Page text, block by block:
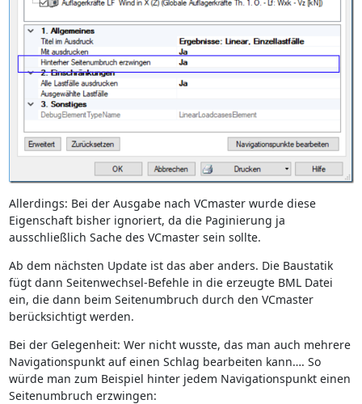
Allerdings: Bei der Ausgabe nach VCmaster wurde diese
Eigenschaft bisher ignoriert, da die Paginierung ja
ausschließlich Sache des VCmaster sein sollte.
Ab dem nächsten Update ist das aber anders. Die Baustatik
fügt dann Seitenwechsel-Befehle in die erzeugte BML Datei
ein, die dann beim Seitenumbruch durch den VCmaster
berücksichtigt werden.
Bei der Gelegenheit: Wer nicht wusste, das man auch mehrere
Navigationspunkt auf einen Schlag bearbeiten kann…. So
würde man zum Beispiel hinter jedem Navigationspunkt einen
Seitenumbruch erzwingen: